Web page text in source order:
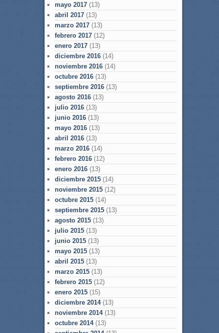
mayo 2017(13)
abril 2017(13)
marzo 2017(13)
febrero 2017(12)
enero 2017(13)
diciembre 2016(14)
noviembre 2016(14)
octubre 2016(13)
septiembre 2016(13)
agosto 2016(13)
julio 2016(13)
junio 2016(13)
mayo 2016(13)
abril 2016(13)
marzo 2016(14)
febrero 2016(12)
enero 2016(13)
diciembre 2015(14)
noviembre 2015(12)
octubre 2015(14)
septiembre 2015(13)
agosto 2015(13)
julio 2015(13)
junio 2015(13)
mayo 2015(13)
abril 2015(13)
marzo 2015(13)
febrero 2015(12)
enero 2015(15)
diciembre 2014(13)
noviembre 2014(13)
octubre 2014(13)